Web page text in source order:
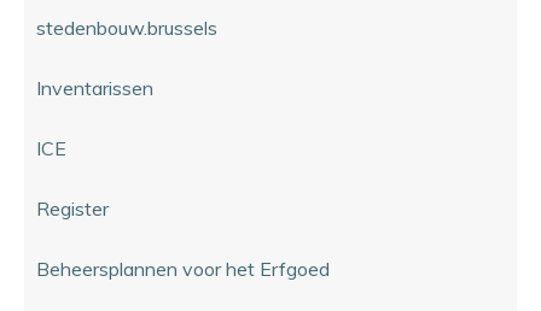
stedenbouw.brussels
Inventarissen
ICE
Register
Beheersplannen voor het Erfgoed